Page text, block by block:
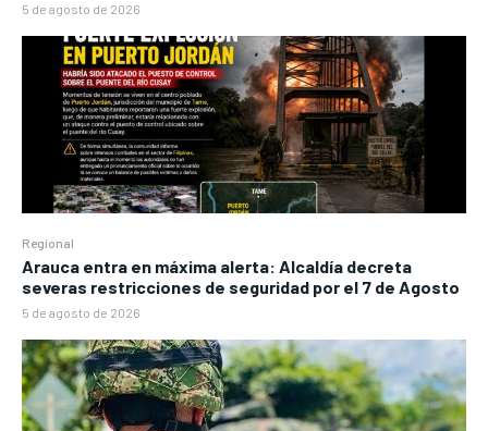
5 de agosto de 2026
Regional
Arauca entra en máxima alerta: Alcaldía decreta
severas restricciones de seguridad por el 7 de Agosto
5 de agosto de 2026